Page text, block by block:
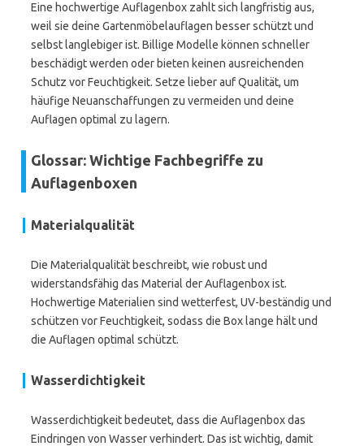
Eine hochwertige Auflagenbox zahlt sich langfristig aus,
weil sie deine Gartenmöbelauflagen besser schützt und
selbst langlebiger ist. Billige Modelle können schneller
beschädigt werden oder bieten keinen ausreichenden
Schutz vor Feuchtigkeit. Setze lieber auf Qualität, um
häufige Neuanschaffungen zu vermeiden und deine
Auflagen optimal zu lagern.
Glossar: Wichtige Fachbegriffe zu
Auflagenboxen
Materialqualität
Die Materialqualität beschreibt, wie robust und
widerstandsfähig das Material der Auflagenbox ist.
Hochwertige Materialien sind wetterfest, UV-beständig und
schützen vor Feuchtigkeit, sodass die Box lange hält und
die Auflagen optimal schützt.
Wasserdichtigkeit
Wasserdichtigkeit bedeutet, dass die Auflagenbox das
Eindringen von Wasser verhindert. Das ist wichtig, damit